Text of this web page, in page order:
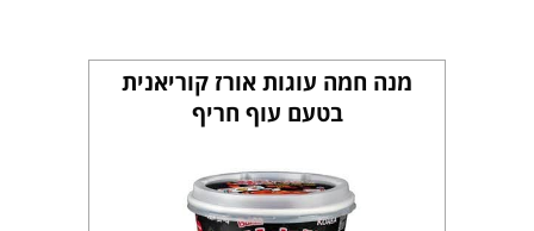
מנה חמה עוגות אורז קוריאנית
בטעם עוף חריף